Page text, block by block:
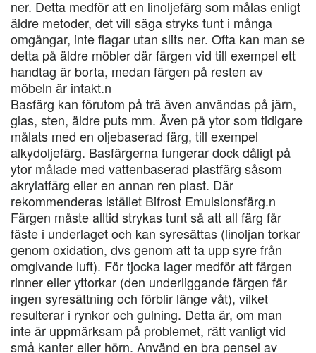
ner. Detta medför att en linoljefärg som målas enligt
äldre metoder, det vill säga stryks tunt i många
omgångar, inte flagar utan slits ner. Ofta kan man se
detta på äldre möbler där färgen vid till exempel ett
handtag är borta, medan färgen på resten av
möbeln är intakt.n
Basfärg kan förutom på trä även användas på järn,
glas, sten, äldre puts mm. Även på ytor som tidigare
målats med en oljebaserad färg, till exempel
alkydoljefärg. Basfärgerna fungerar dock dåligt på
ytor målade med vattenbaserad plastfärg såsom
akrylatfärg eller en annan ren plast. Där
rekommenderas istället Bifrost Emulsionsfärg.n
Färgen måste alltid strykas tunt så att all färg får
fäste i underlaget och kan syresättas (linoljan torkar
genom oxidation, dvs genom att ta upp syre från
omgivande luft). För tjocka lager medför att färgen
rinner eller yttorkar (den underliggande färgen får
ingen syresättning och förblir länge våt), vilket
resulterar i rynkor och gulning. Detta är, om man
inte är uppmärksam på problemet, rätt vanligt vid
små kanter eller hörn. Använd en bra pensel av